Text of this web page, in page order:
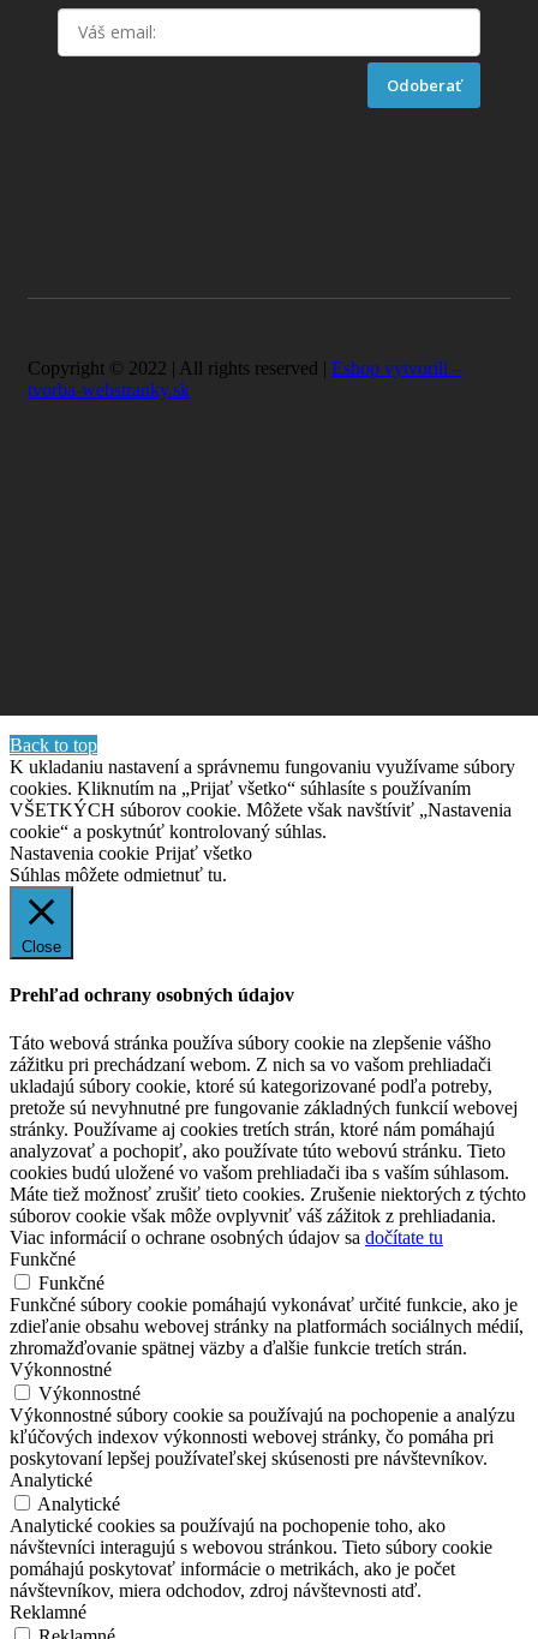
Odoberať
Copyright © 2022 | All rights reserved | Eshop vytvorili –
tvorba-webstranky.sk
Back to top
K ukladaniu nastavení a správnemu fungovaniu využívame súbory
cookies. Kliknutím na „Prijať všetko“ súhlasíte s používaním
VŠETKÝCH súborov cookie. Môžete však navštíviť „Nastavenia
cookie“ a poskytnúť kontrolovaný súhlas.
Nastavenia cookie Prijať všetko
Súhlas môžete odmietnuť tu.
Close
Prehľad ochrany osobných údajov
Táto webová stránka používa súbory cookie na zlepšenie vášho
zážitku pri prechádzaní webom. Z nich sa vo vašom prehliadači
ukladajú súbory cookie, ktoré sú kategorizované podľa potreby,
pretože sú nevyhnutné pre fungovanie základných funkcií webovej
stránky. Používame aj cookies tretích strán, ktoré nám pomáhajú
analyzovať a pochopiť, ako používate túto webovú stránku. Tieto
cookies budú uložené vo vašom prehliadači iba s vaším súhlasom.
Máte tiež možnosť zrušiť tieto cookies. Zrušenie niektorých z týchto
súborov cookie však môže ovplyvniť váš zážitok z prehliadania.
Viac informácií o ochrane osobných údajov sa dočítate tu
Funkčné
Funkčné
Funkčné súbory cookie pomáhajú vykonávať určité funkcie, ako je
zdieľanie obsahu webovej stránky na platformách sociálnych médií,
zhromažďovanie spätnej väzby a ďalšie funkcie tretích strán.
Výkonnostné
Výkonnostné
Výkonnostné súbory cookie sa používajú na pochopenie a analýzu
kľúčových indexov výkonnosti webovej stránky, čo pomáha pri
poskytovaní lepšej používateľskej skúsenosti pre návštevníkov.
Analytické
Analytické
Analytické cookies sa používajú na pochopenie toho, ako
návštevníci interagujú s webovou stránkou. Tieto súbory cookie
pomáhajú poskytovať informácie o metrikách, ako je počet
návštevníkov, miera odchodov, zdroj návštevnosti atď.
Reklamné